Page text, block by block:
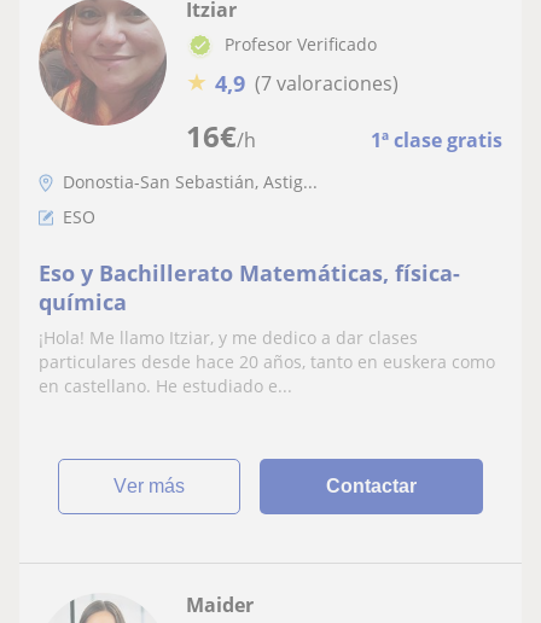
16€/h 1ª clase gratis
Itziar
Profesor Verificado
★ 4,9 (7 valoraciones)
Donostia-San Sebastián, Astig...
ESO
Eso y Bachillerato Matemáticas, física-
química
¡Hola! Me llamo Itziar, y me dedico a dar clases
particulares desde hace 20 años, tanto en euskera como
en castellano. He estudiado e...
ver más Contactar
Maider